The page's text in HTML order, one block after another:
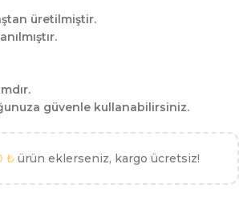
üretilmiştir.
güvenle kullanabilirsiniz.
₺ ürün eklerseniz, kargo ücretsiz!